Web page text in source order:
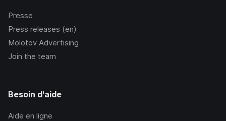
Presse
Press releases (en)
Molotov Advertising
Join the team
Besoin d'aide
Aide en ligne